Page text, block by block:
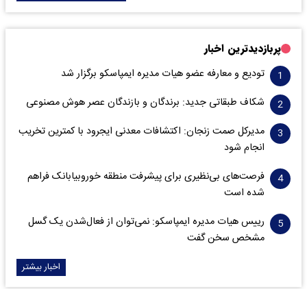
پربازدیدترین اخبار
تودیع و معارفه عضو هیات مدیره ایمپاسکو برگزار شد
شکاف طبقاتی جدید: برندگان و بازندگان عصر هوش مصنوعی
مدیرکل صمت زنجان: اکتشافات معدنی ایجرود با کمترین تخریب
انجام شود
فرصت‌های بی‌نظیری برای پیشرفت منطقه خوروبیابانک فراهم
شده است
رییس هیات مدیره ایمپاسکو: نمی‌توان از فعال‌شدن یک گسل
مشخص سخن گفت
اخبار بیشتر